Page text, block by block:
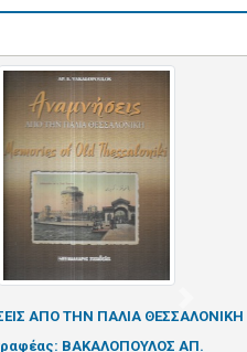
ΑΠΟ ΤΗΝ ΠΑΛΙΑ ΘΕΣΣΑΛΟΝΙΚΗ
ΒΑΚΑΛΟΠΟΥΛΟΣ ΑΠ.
Next